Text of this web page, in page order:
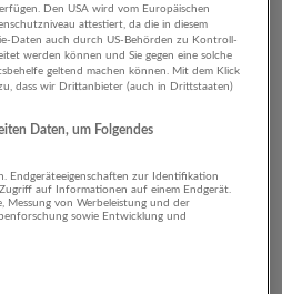
Consulting
und
Den USA wird vom Europäischen
attestiert, da die in diesem
Daten auch durch US-Behörden zu Kontroll-
werden können und Sie gegen eine solche
geltend machen können. Mit dem Klick
zu, dass wir Drittanbieter (auch in Drittstaaten)
Daten, um Folgendes
Endgeräteeigenschaften zur Identifikation
auf Informationen auf einem Endgerät.
Messung von Werbeleistung und der
sowie Entwicklung und